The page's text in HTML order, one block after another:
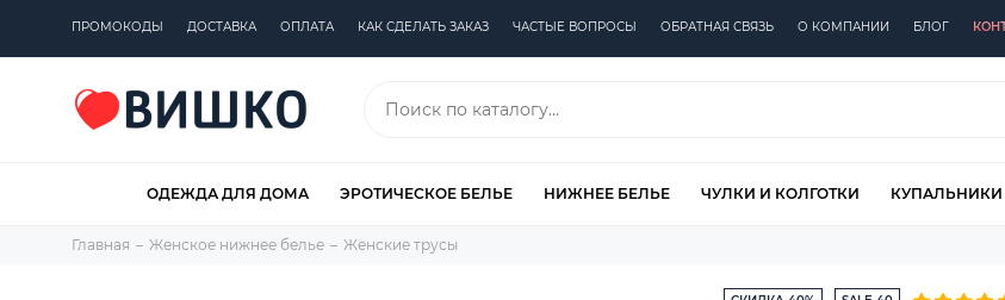
ПРОМОКОДЫ ДОСТАВКА ОПЛАТА КАК СДЕЛАТЬ ЗАКАЗ ЧАСТЫЕ ВОПРОСЫ ОБРАТНАЯ СВЯЗЬ О КОМПАНИИ БЛОГ
ОДЕЖДА ДЛЯ ДОМА ЭРОТИЧЕСКОЕ БЕЛЬЕ НИЖНЕЕ БЕЛЬЕ ЧУЛКИ И КОЛГОТКИ КУПАЛЬНИКИ
Главная Женское нижнее белье Женские трусы